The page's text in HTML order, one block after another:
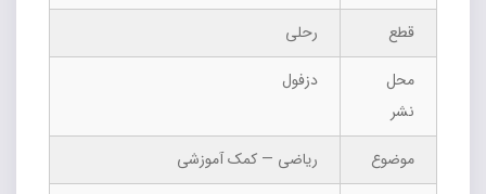
قطع
رحلی
محل
نشر
دزفول
موضوع
ریاضی — کمک آموزشی